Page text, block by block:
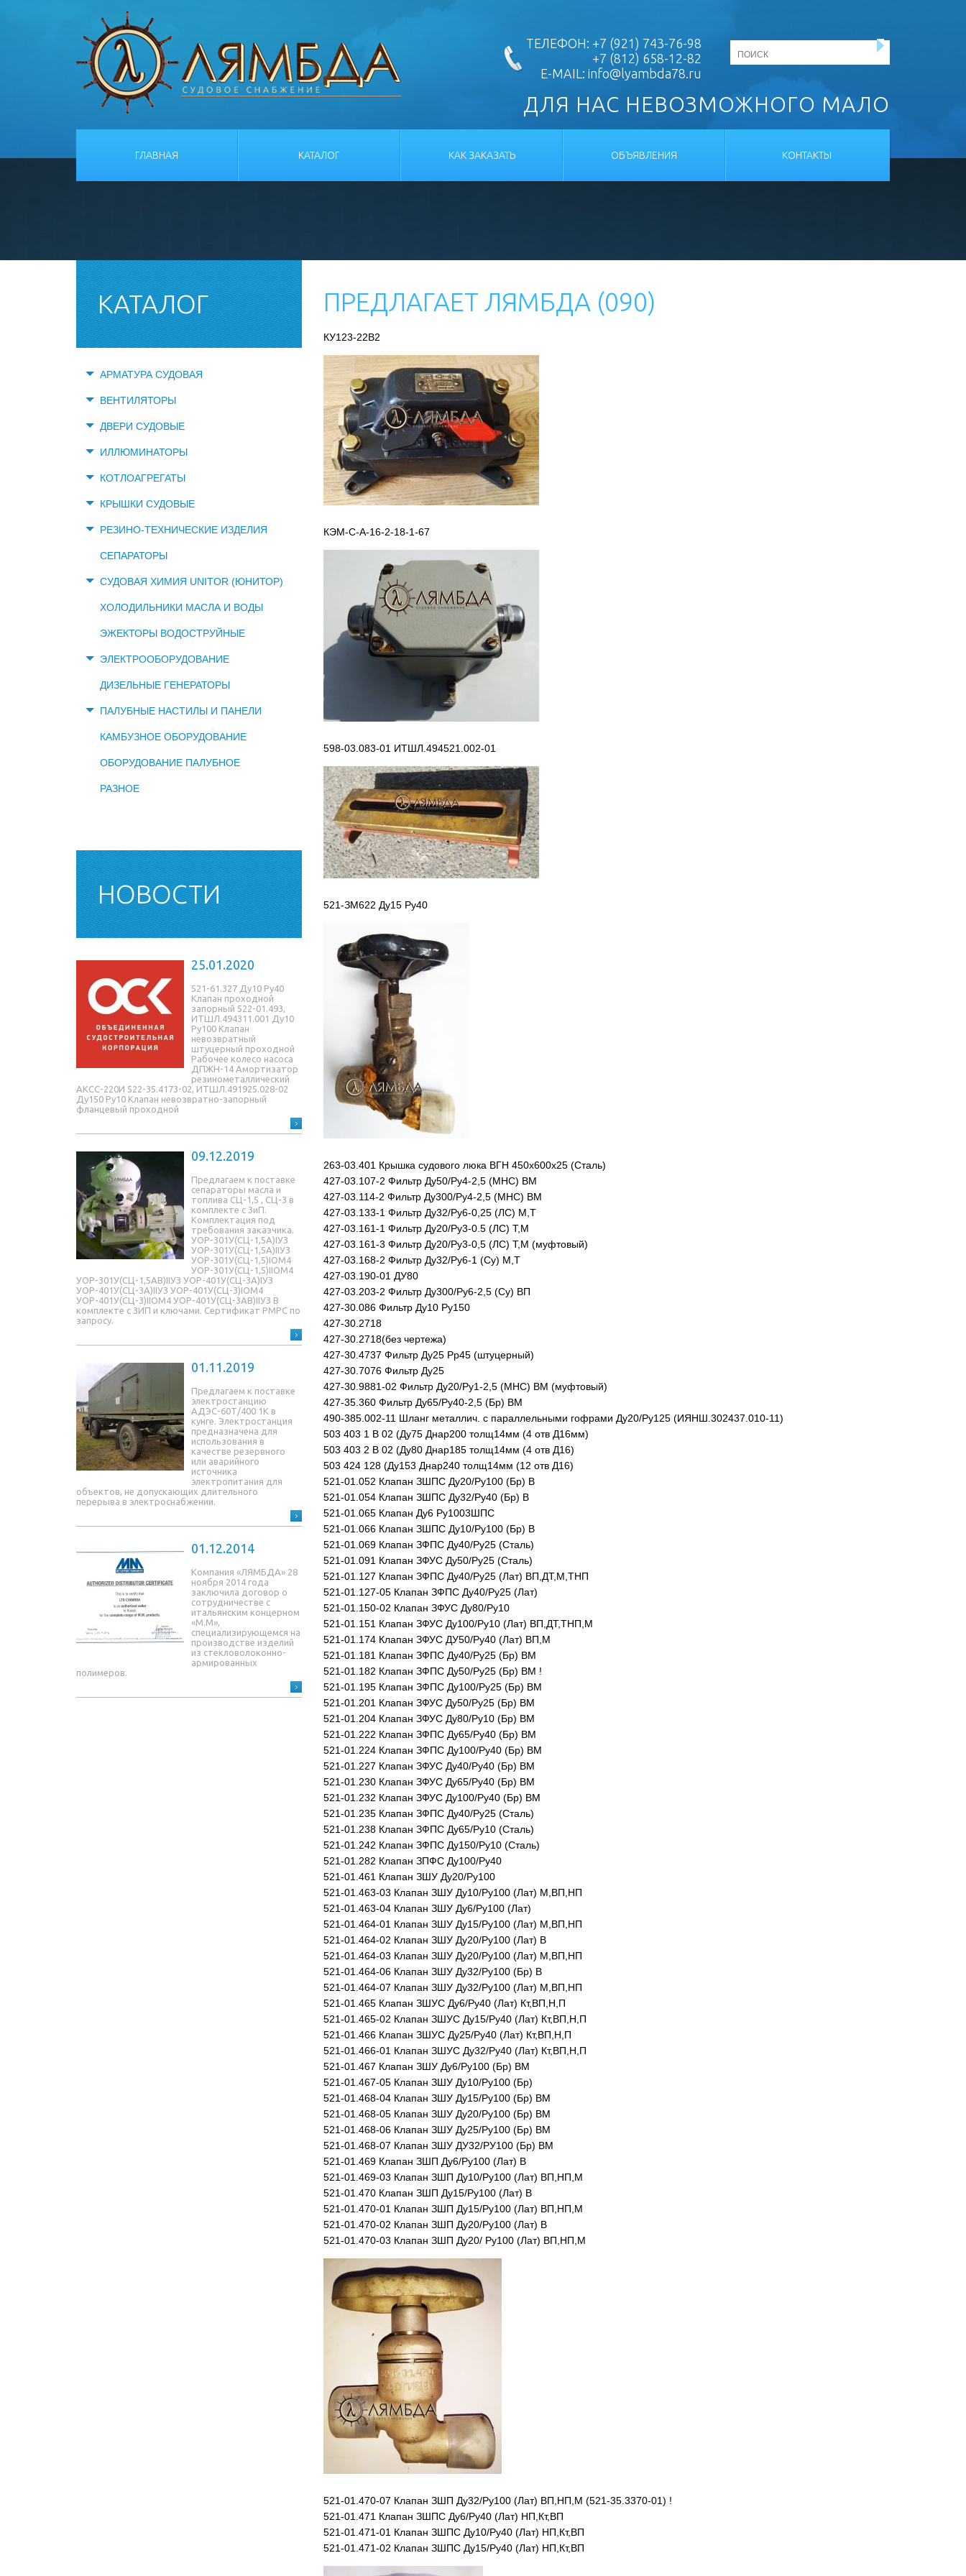
ТЕЛЕФОН: +7 (921) 743-76-98
+7 (812) 658-12-82
E-MAIL: info@lyambda78.ru
ДЛЯ НАС НЕВОЗМОЖНОГО МАЛО
ГЛАВНАЯ КАТАЛОГ КАК ЗАКАЗАТЬ ОБЪЯВЛЕНИЯ КОНТАКТЫ
КАТАЛОГ
АРМАТУРА СУДОВАЯ
ВЕНТИЛЯТОРЫ
ДВЕРИ СУДОВЫЕ
ИЛЛЮМИНАТОРЫ
КОТЛОАГРЕГАТЫ
КРЫШКИ СУДОВЫЕ
РЕЗИНО-ТЕХНИЧЕСКИЕ ИЗДЕЛИЯ
СЕПАРАТОРЫ
СУДОВАЯ ХИМИЯ UNITOR (ЮНИТОР)
ХОЛОДИЛЬНИКИ МАСЛА И ВОДЫ
ЭЖЕКТОРЫ ВОДОСТРУЙНЫЕ
ЭЛЕКТРООБОРУДОВАНИЕ
ДИЗЕЛЬНЫЕ ГЕНЕРАТОРЫ
ПАЛУБНЫЕ НАСТИЛЫ И ПАНЕЛИ
КАМБУЗНОЕ ОБОРУДОВАНИЕ
ОБОРУДОВАНИЕ ПАЛУБНОЕ
РАЗНОЕ
НОВОСТИ
25.01.2020
521-61.327 Ду10 Ру40
Клапан проходной
запорный 522-01.493,
ИТШЛ.494311.001 Ду10
Ру100 Клапан
невозвратный
штуцерный проходной
Рабочее колесо насоса
ДПЖН-14 Амортизатор
резинометаллический
АКСС-220И 522-35.4173-02, ИТШЛ.491925.028-02
Ду150 Ру10 Клапан невозвратно-запорный
фланцевый проходной
09.12.2019
Предлагаем к поставке
сепараторы масла и
топлива СЦ-1,5 , СЦ-3 в
комплекте с ЗиП.
Комплектация под
требования заказчика.
УОР-301У(СЦ-1,5A)IУЗ
УОР-301У(СЦ-1,5A)IIУЗ
УОР-301У(СЦ-1,5)IОМ4
УОР-301У(СЦ-1,5)IIОМ4
УОР-301У(СЦ-1,5AB)IIУЗ УОР-401У(СЦ-3A)IУЗ
УОР-401У(СЦ-3A)IIУЗ УОР-401У(СЦ-3)IОМ4
УОР-401У(СЦ-3)IIОМ4 УОР-401У(СЦ-3AB)IIУЗ В
комплекте с ЗИП и ключами. Сертификат РМРС по
запросу.
01.11.2019
Предлагаем к поставке
электростанцию
АДЭС-60Т/400 1К в
кунге. Электростанция
предназначена для
использования в
качестве резервного
или аварийного
источника
электропитания для
объектов, не допускающих длительного
перерыва в электроснабжении.
01.12.2014
Компания «ЛЯМБДА» 28
ноября 2014 года
заключила договор о
сотрудничестве с
итальянским концерном
«М.М»,
специализирующемся на
производстве изделий
из стекловолоконно-
армированных
полимеров.
ПРЕДЛАГАЕТ ЛЯМБДА (090)
КУ123-22В2
КЭМ-С-А-16-2-18-1-67
598-03.083-01 ИТШЛ.494521.002-01
521-ЗМ622 Ду15 Ру40
263-03.401 Крышка судового люка ВГН 450х600х25 (Сталь)
427-03.107-2 Фильтр Ду50/Ру4-2,5 (МНС) ВМ
427-03.114-2 Фильтр Ду300/Ру4-2,5 (МНС) ВМ
427-03.133-1 Фильтр Ду32/Ру6-0,25 (ЛС) М,Т
427-03.161-1 Фильтр Ду20/Ру3-0.5 (ЛС) Т,М
427-03.161-3 Фильтр Ду20/Ру3-0,5 (ЛС) Т,М (муфтовый)
427-03.168-2 Фильтр Ду32/Ру6-1 (Су) М,Т
427-03.190-01 ДУ80
427-03.203-2 Фильтр Ду300/Ру6-2,5 (Су) ВП
427-30.086 Фильтр Ду10 Ру150
427-30.2718
427-30.2718(без чертежа)
427-30.4737 Фильтр Ду25 Рр45 (штуцерный)
427-30.7076 Фильтр Ду25
427-30.9881-02 Фильтр Ду20/Ру1-2,5 (МНС) ВМ (муфтовый)
427-35.360 Фильтр Ду65/Ру40-2,5 (Бр) ВМ
490-385.002-11 Шланг металлич. с параллельными гофрами Ду20/Ру125 (ИЯНШ.302437.010-11)
503 403 1 В 02 (Ду75 Днар200 толщ14мм (4 отв Д16мм)
503 403 2 В 02 (Ду80 Днар185 толщ14мм (4 отв Д16)
503 424 128 (Ду153 Днар240 толщ14мм (12 отв Д16)
521-01.052 Клапан ЗШПС Ду20/Ру100 (Бр) В
521-01.054 Клапан ЗШПС Ду32/Ру40 (Бр) В
521-01.065 Клапан Ду6 Ру1003ШПС
521-01.066 Клапан ЗШПС Ду10/Ру100 (Бр) В
521-01.069 Клапан ЗФПС Ду40/Ру25 (Сталь)
521-01.091 Клапан ЗФУС Ду50/Ру25 (Сталь)
521-01.127 Клапан ЗФПС Ду40/Ру25 (Лат) ВП,ДТ,М,ТНП
521-01.127-05 Клапан ЗФПС Ду40/Ру25 (Лат)
521-01.150-02 Клапан ЗФУС Ду80/Ру10
521-01.151 Клапан ЗФУС Ду100/Ру10 (Лат) ВП,ДТ,ТНП,М
521-01.174 Клапан ЗФУС ДУ50/Ру40 (Лат) ВП,М
521-01.181 Клапан ЗФПС Ду40/Ру25 (Бр) ВМ
521-01.182 Клапан ЗФПС Ду50/Ру25 (Бр) ВМ !
521-01.195 Клапан ЗФПС Ду100/Ру25 (Бр) ВМ
521-01.201 Клапан ЗФУС Ду50/Ру25 (Бр) ВМ
521-01.204 Клапан ЗФУС Ду80/Ру10 (Бр) ВМ
521-01.222 Клапан ЗФПС Ду65/Ру40 (Бр) ВМ
521-01.224 Клапан ЗФПС Ду100/Ру40 (Бр) ВМ
521-01.227 Клапан ЗФУС Ду40/Ру40 (Бр) ВМ
521-01.230 Клапан ЗФУС Ду65/Ру40 (Бр) ВМ
521-01.232 Клапан ЗФУС Ду100/Ру40 (Бр) ВМ
521-01.235 Клапан ЗФПС Ду40/Ру25 (Сталь)
521-01.238 Клапан ЗФПС Ду65/Ру10 (Сталь)
521-01.242 Клапан ЗФПС Ду150/Ру10 (Сталь)
521-01.282 Клапан ЗПФС Ду100/Ру40
521-01.461 Клапан ЗШУ Ду20/Ру100
521-01.463-03 Клапан ЗШУ Ду10/Ру100 (Лат) М,ВП,НП
521-01.463-04 Клапан ЗШУ Ду6/Ру100 (Лат)
521-01.464-01 Клапан ЗШУ Ду15/Ру100 (Лат) М,ВП,НП
521-01.464-02 Клапан ЗШУ Ду20/Ру100 (Лат) В
521-01.464-03 Клапан ЗШУ Ду20/Ру100 (Лат) М,ВП,НП
521-01.464-06 Клапан ЗШУ Ду32/Ру100 (Бр) В
521-01.464-07 Клапан ЗШУ Ду32/Ру100 (Лат) М,ВП,НП
521-01.465 Клапан ЗШУС Ду6/Ру40 (Лат) Кт,ВП,Н,П
521-01.465-02 Клапан ЗШУС Ду15/Ру40 (Лат) Кт,ВП,Н,П
521-01.466 Клапан ЗШУС Ду25/Ру40 (Лат) Кт,ВП,Н,П
521-01.466-01 Клапан ЗШУС Ду32/Ру40 (Лат) Кт,ВП,Н,П
521-01.467 Клапан ЗШУ Ду6/Ру100 (Бр) ВМ
521-01.467-05 Клапан ЗШУ Ду10/Ру100 (Бр)
521-01.468-04 Клапан ЗШУ Ду15/Ру100 (Бр) ВМ
521-01.468-05 Клапан ЗШУ Ду20/Ру100 (Бр) ВМ
521-01.468-06 Клапан ЗШУ Ду25/Ру100 (Бр) ВМ
521-01.468-07 Клапан ЗШУ ДУ32/РУ100 (Бр) ВМ
521-01.469 Клапан ЗШП Ду6/Ру100 (Лат) В
521-01.469-03 Клапан ЗШП Ду10/Ру100 (Лат) ВП,НП,М
521-01.470 Клапан ЗШП Ду15/Ру100 (Лат) В
521-01.470-01 Клапан ЗШП Ду15/Ру100 (Лат) ВП,НП,М
521-01.470-02 Клапан ЗШП Ду20/Ру100 (Лат) В
521-01.470-03 Клапан ЗШП Ду20/ Ру100 (Лат) ВП,НП,М
521-01.470-07 Клапан ЗШП Ду32/Ру100 (Лат) ВП,НП,М (521-35.3370-01) !
521-01.471 Клапан ЗШПC Ду6/Ру40 (Лат) НП,Кт,ВП
521-01.471-01 Клапан ЗШПС Ду10/Ру40 (Лат) НП,Кт,ВП
521-01.471-02 Клапан ЗШПС Ду15/Ру40 (Лат) НП,Кт,ВП